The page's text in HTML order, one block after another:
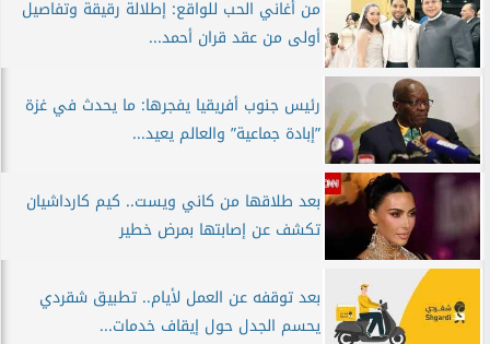
من أغاني الحب للواقع: إطلالة رقيقة وتفاصيل
أولى من عقد قران أحمد...
رئيس جنوب أفريقيا يفجرها: ما يحدث في غزة
”إبادة جماعية” والعالم يعيد...
بعد طلاقها من كاني ويست.. كيم كارداشيان
تكشف عن إصابتها بمرض خطير
بعد توقفه عن العمل لأيام.. تطبيق شقردي
يحسم الجدل حول إيقاف خدمات...